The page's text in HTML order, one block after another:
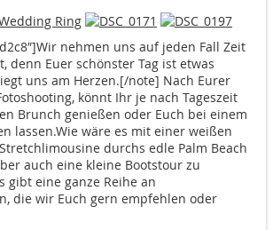
nehmen uns auf jeden Fall Zeit
denn Euer schönster Tag ist etwas
uns am Herzen.[/note] Nach Eurer
könnt Ihr je nach Tageszeit
Brunch genießen oder Euch bei einem
lassen.Wie wäre es mit einer weißen
durchs edle Palm Beach
auch eine kleine Bootstour zu
gibt eine ganze Reihe an
die wir Euch gern empfehlen oder